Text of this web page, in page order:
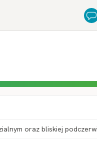
oraz bliskiej